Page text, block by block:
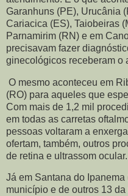
Garanhuns (PE), Urucânia
Cariacica (ES), Taiobeiras
Parnamirim (RN) e em
precisavam fazer
ginecológicos receberam o
O mesmo aconteceu em
(RO) para aqueles que
Com mais de 1,2 mil
em todas as carretas
pessoas voltaram a
ofertam, também, outros
de retina e ultrassom ocular.
Já em Santana do
município e de outros 13